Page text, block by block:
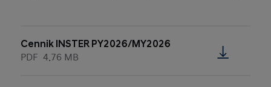
Cennik INSTER PY2026/MY2026
PDF 4.76 MB